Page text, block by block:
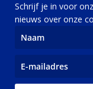
Schrijf je in voor
nieuws over onze